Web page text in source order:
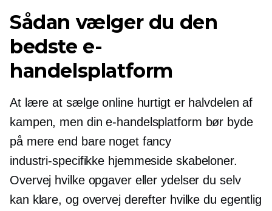
Sådan vælger du den
bedste e-
handelsplatform
At lære at sælge online hurtigt er halvdelen af ​​
kampen, men din e-handelsplatform bør byde
på mere end bare noget fancy
industri-specifikke hjemmeside skabeloner.
Overvej hvilke opgaver eller ydelser du selv
kan klare, og overvej derefter hvilke du egentlig